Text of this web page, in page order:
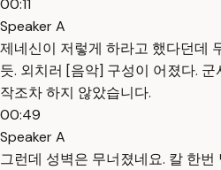
00:11
Speaker A
제네신이 저렇게 하라고 했다던데
듯. 외치러 [음악] 구성이 어졌다.
작조차 하지 않았습니다.
00:49
Speaker A
그런데 성벽은 무너졌네요. 칼 한